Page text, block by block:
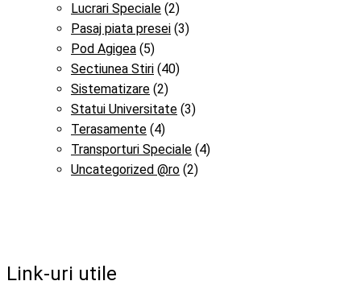
Lucrari Speciale (2)
Pasaj piata presei (3)
Pod Agigea (5)
Sectiunea Stiri (40)
Sistematizare (2)
Statui Universitate (3)
Terasamente (4)
Transporturi Speciale (4)
Uncategorized @ro (2)
Link-uri utile